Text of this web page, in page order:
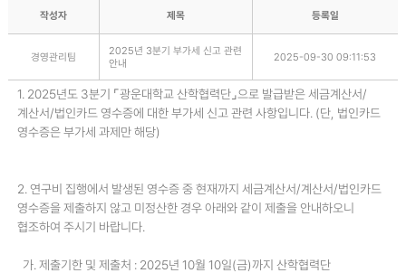
작성자 제목 등록일
경영관리팀
2025년 3분기 부가세 신고 관련
안내
2025-09-30 09:11:53
1. 2025년도 3분기 ⌜광운대학교 산학협력단⌟으로 발급받은 세금계산서/
계산서/법인카드 영수증에 대한 부가세 신고 관련 사항입니다. (단, 법인카드
영수증은 부가세 과제만 해당)
2. 연구비 집행에서 발생된 영수증 중 현재까지 세금계산서/계산서/법인카드
영수증을 제출하지 않고 미정산한 경우 아래와 같이 제출을 안내하오니
협조하여 주시기 바랍니다.
가. 제출기한 및 제출처 : 2025년 10월 10일(금)까지 산학협력단